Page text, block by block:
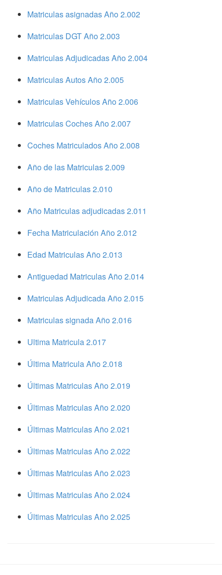
Matriculas asignadas Año 2.002
Matriculas DGT Año 2.003
Matriculas Adjudicadas Año 2.004
Matriculas Autos Año 2.005
Matriculas Vehículos Año 2.006
Matriculas Coches Año 2.007
Coches Matriculados Año 2.008
Año de las Matriculas 2.009
Año de Matriculas 2.010
Año Matriculas adjudicadas 2.011
Fecha Matriculación Año 2.012
Edad Matriculas Año 2.013
Antiguedad Matriculas Año 2.014
Matriculas Adjudicada Año 2.015
Matriculas signada Año 2.016
Ultima Matricula 2.017
Última Matricula Año 2.018
Últimas Matriculas Año 2.019
Últimas Matriculas Año 2.020
Últimas Matriculas Año 2.021
Últimas Matriculas Año 2.022
Últimas Matriculas Año 2.023
Últimas Matriculas Año 2.024
Últimas Matriculas Año 2.025